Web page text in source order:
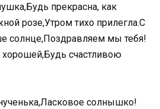
прекрасна, как
розе,Утром тихо прилегла.С
солнце,Поздравляем мы тебя!
счастливою
солнышко!